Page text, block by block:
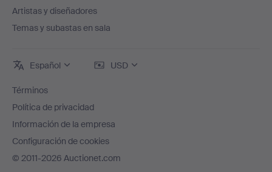
Artistas y diseñadores
Temas y subastas en sala
Español USD
Términos
Política de privacidad
Información de la empresa
Configuración de cookies
© 2011-2026 Auctionet.com